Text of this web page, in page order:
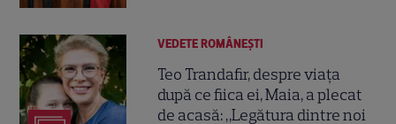
VEDETE ROMÂNEŞTI
Teo Trandafir, despre viața
după ce fiica ei, Maia, a plecat
de acasă: „Legătura dintre noi